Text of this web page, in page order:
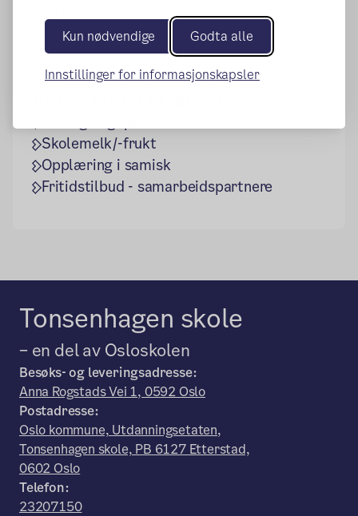
Kun nødvendige Godta alle
Innstillinger for informasjonskapsler
Skolemelk/-frukt
Opplæring i samisk
Fritidstilbud - samarbeidspartnere
Tonsenhagen skole
– en del av Osloskolen
Besøks- og leveringsadresse:
Anna Rogstads Vei 1, 0592 Oslo
Postadresse:
Oslo kommune, Utdanningsetaten,
Tonsenhagen skole, PB 6127 Etterstad,
0602 Oslo
Telefon:
23207150